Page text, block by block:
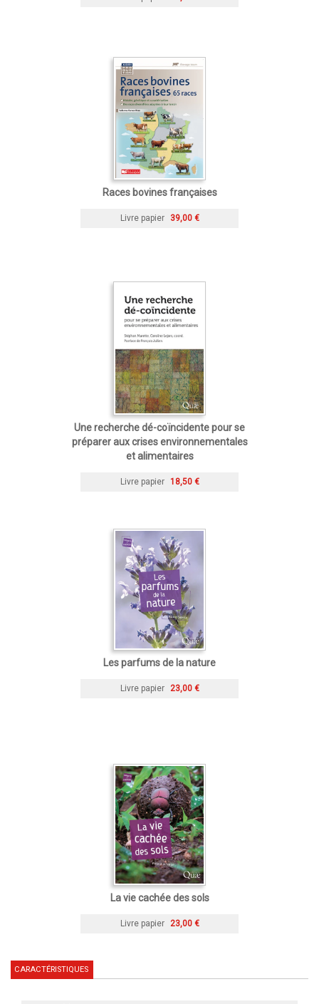
Races bovines françaises
Livre papier 39,00 €
Une recherche dé-coïncidente pour se
préparer aux crises environnementales
et alimentaires
Livre papier 18,50 €
Les parfums de la nature
Livre papier 23,00 €
La vie cachée des sols
Livre papier 23,00 €
CARACTÉRISTIQUES